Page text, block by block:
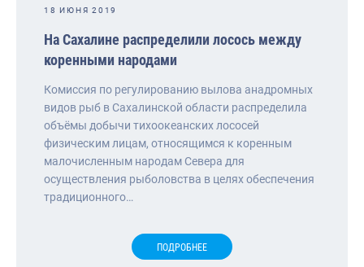
18 ИЮНЯ 2019
На Сахалине распределили лосось между
коренными народами
Комиссия по регулированию вылова анадромных
видов рыб в Сахалинской области распределила
объёмы добычи тихоокеанских лососей
физическим лицам, относящимся к коренным
малочисленным народам Севера для
осуществления рыболовства в целях обеспечения
традиционного…
ПОДРОБНЕЕ